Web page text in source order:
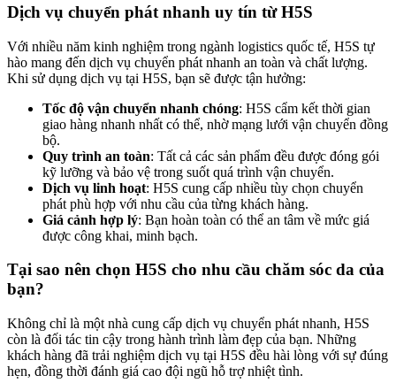
Dịch vụ chuyển phát nhanh uy tín từ H5S
Với nhiều năm kinh nghiệm trong ngành logistics quốc tế, H5S tự
hào mang đến dịch vụ chuyển phát nhanh an toàn và chất lượng.
Khi sử dụng dịch vụ tại H5S, bạn sẽ được tận hưởng:
Tốc độ vận chuyển nhanh chóng: H5S cẩm kết thời gian
giao hàng nhanh nhất có thể, nhờ mạng lưới vận chuyển đồng
bộ.
Quy trình an toàn: Tất cả các sản phẩm đều được đóng gói
kỹ lưỡng và bảo vệ trong suốt quá trình vận chuyển.
Dịch vụ linh hoạt: H5S cung cấp nhiều tùy chọn chuyển
phát phù hợp với nhu cầu của từng khách hàng.
Giá cảnh hợp lý: Bạn hoàn toàn có thể an tâm về mức giá
được công khai, minh bạch.
Tại sao nên chọn H5S cho nhu cầu chăm sóc da của
bạn?
Không chỉ là một nhà cung cấp dịch vụ chuyển phát nhanh, H5S
còn là đối tác tin cậy trong hành trình làm đẹp của bạn. Những
khách hàng đã trải nghiệm dịch vụ tại H5S đều hài lòng với sự đúng
hẹn, đồng thời đánh giá cao đội ngũ hỗ trợ nhiệt tình.